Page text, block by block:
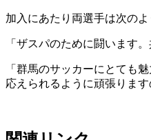
加入にあたり両選手は次の
「ザスパのために闘います
「群馬のサッカーにとても
応えられるように頑張りま